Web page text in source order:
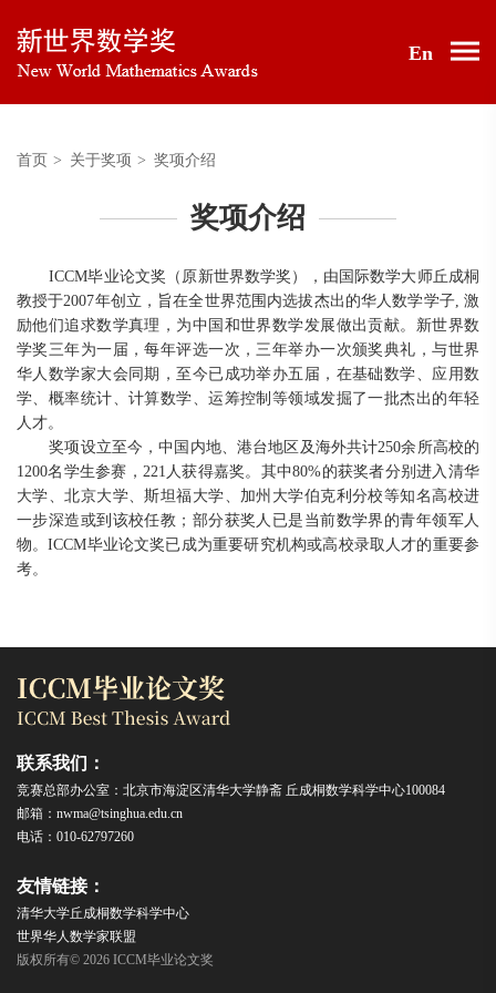
En
首页 > 关于奖项 > 奖项介绍
奖项介绍
ICCM毕业论文奖（原新世界数学奖），由国际数学大师丘成桐
教授于2007年创立，旨在全世界范围内选拔杰出的华人数学学子, 激
励他们追求数学真理，为中国和世界数学发展做出贡献。新世界数
学奖三年为一届，每年评选一次，三年举办一次颁奖典礼，与世界
华人数学家大会同期，至今已成功举办五届，在基础数学、应用数
学、概率统计、计算数学、运筹控制等领域发掘了一批杰出的年轻
人才。
奖项设立至今，中国内地、港台地区及海外共计250余所高校的
1200名学生参赛，221人获得嘉奖。其中80%的获奖者分别进入清华
大学、北京大学、斯坦福大学、加州大学伯克利分校等知名高校进
一步深造或到该校任教；部分获奖人已是当前数学界的青年领军人
物。ICCM毕业论文奖已成为重要研究机构或高校录取人才的重要参
考。
联系我们：
竞赛总部办公室：北京市海淀区清华大学静斋 丘成桐数学科学中心100084
邮箱：nwma@tsinghua.edu.cn
电话：010-62797260
友情链接：
清华大学丘成桐数学科学中心
世界华人数学家联盟
版权所有© 2026 ICCM毕业论文奖